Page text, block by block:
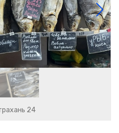
24